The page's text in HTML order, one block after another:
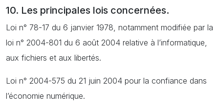
10. Les principales lois concernées.
Loi n° 78-17 du 6 janvier 1978, notamment modifiée par la
loi n° 2004-801 du 6 août 2004 relative à l’informatique,
aux fichiers et aux libertés.
Loi n° 2004-575 du 21 juin 2004 pour la confiance dans
l’économie numérique.